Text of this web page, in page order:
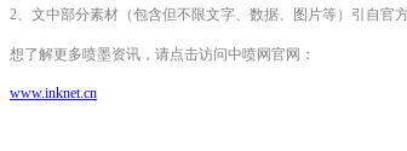
2、文中部分素材（包含但不限文字、数据、图片等）引自官
想了解更多喷墨资讯，请点击访问中喷网官网：
www.inknet.cn